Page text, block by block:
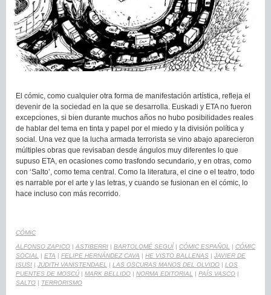
El cómic, como cualquier otra forma de manifestación artística, refleja el
devenir de la sociedad en la que se desarrolla. Euskadi y ETA no fueron
excepciones, si bien durante muchos años no hubo posibilidades reales
de hablar del tema en tinta y papel por el miedo y la división política y
social. Una vez que la lucha armada terrorista se vino abajo aparecieron
múltiples obras que revisaban desde ángulos muy diferentes lo que
supuso ETA, en ocasiones como trasfondo secundario, y en otras, como
con ‘Salto’, como tema central. Como la literatura, el cine o el teatro, todo
es narrable por el arte y las letras, y cuando se fusionan en el cómic, lo
hace incluso con más recorrido.
CÓMIC
ALFONSO ZAPICO | ASTIBERRI | BARTOLOMÉ SEGUÍ | CÓMIC ESPAÑOL | CÓMIC
SOCIAL
| ETA | FELIPE HERNÁNDEZ CAVA | HE VISTO BALLENAS | JAVIER DE
ISUSI | JUDITH VANISTENDAEL | LAS OSCURAS MANOS DEL OLVIDO | LOS
PUENTES DE MOSCÚ | MARK BELLIDO | NORMA EDITORIAL | PAÍS VASCO |
SALTO | TERRORISMO